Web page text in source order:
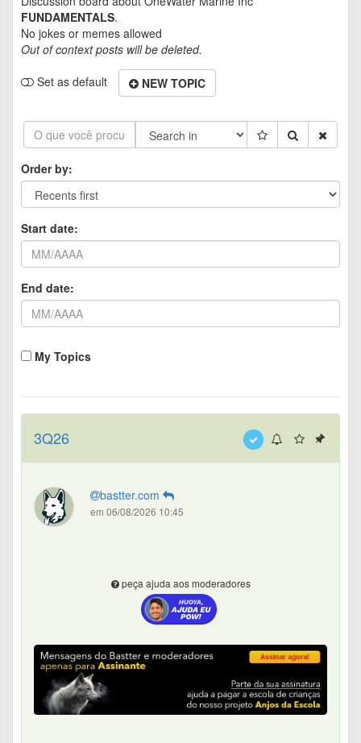
FUNDAMENTALS.
No jokes or memes allowed
Out of context posts will be deleted.
Set as default
NEW TOPIC
Order by:
Start date:
End date:
My Topics
3Q26
bastter.com
em 06/08/2026 10:45
peça ajuda aos moderadores